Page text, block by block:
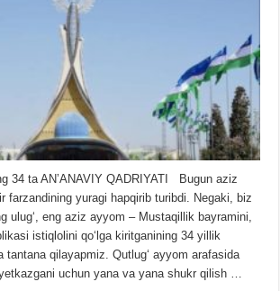
34 ta ANʼANAVIY QADRIYATI Bugun aziz
farzandining yuragi hapqirib turibdi. Negaki, biz
ulugʻ, eng aziz ayyom – Mustaqillik bayramini,
istiqlolini qoʻlga kiritganining 34 yillik
tantana qilayapmiz. Qutlugʻ ayyom arafasida
uchun yana va yana shukr qilish …